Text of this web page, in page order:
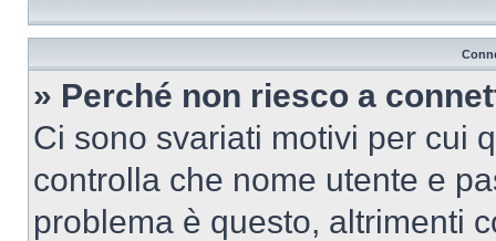
» Perché non riesco a
Ci sono svariati motivi per cui
controlla che nome utente e
problema è questo, altrimenti